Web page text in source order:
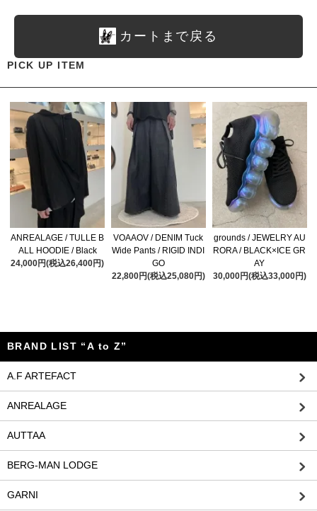
カートまで戻る
PICK UP ITEM
ANREALAGE / TULLE B
ALL HOODIE / Black
24,000円(税込26,400円)
VOAAOV / DENIM Tuck
Wide Pants / RIGID INDI
GO
22,800円(税込25,080円)
grounds / JEWELRY AU
RORA / BLACK×ICE GR
AY
30,000円(税込33,000円)
BRAND LIST “A to Z”
A.F ARTEFACT
ANREALAGE
AUTTAA
BERG-MAN LODGE
GARNI